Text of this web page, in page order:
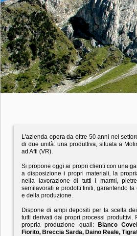
L'azienda opera da oltre 50 anni nel
di due unità: una produttiva, situata a
ad Affi (VR).
Si propone oggi ai propri clienti con una
a disposizione i propri materiali, la
nella lavorazione di tutti i marmi,
semilavorati e prodotti finiti, garantendo
e della produzione.
Dispone di ampi depositi per la scelta
tutti derivati dai propri processi produttivi.
propria produzione quali:Bianco
Fiorito, Breccia Sarda, Daino Reale,